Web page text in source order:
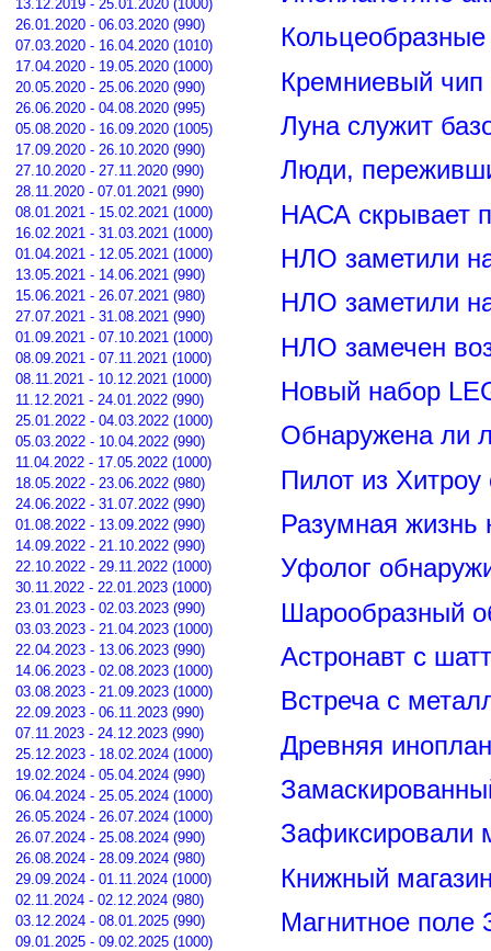
13.12.2019 - 25.01.2020 (1000)
26.01.2020 - 06.03.2020 (990)
07.03.2020 - 16.04.2020 (1010)
17.04.2020 - 19.05.2020 (1000)
20.05.2020 - 25.06.2020 (990)
26.06.2020 - 04.08.2020 (995)
05.08.2020 - 16.09.2020 (1005)
17.09.2020 - 26.10.2020 (990)
27.10.2020 - 27.11.2020 (990)
28.11.2020 - 07.01.2021 (990)
08.01.2021 - 15.02.2021 (1000)
16.02.2021 - 31.03.2021 (1000)
01.04.2021 - 12.05.2021 (1000)
13.05.2021 - 14.06.2021 (990)
15.06.2021 - 26.07.2021 (980)
27.07.2021 - 31.08.2021 (990)
01.09.2021 - 07.10.2021 (1000)
08.09.2021 - 07.11.2021 (1000)
08.11.2021 - 10.12.2021 (1000)
11.12.2021 - 24.01.2022 (990)
25.01.2022 - 04.03.2022 (1000)
05.03.2022 - 10.04.2022 (990)
11.04.2022 - 17.05.2022 (1000)
18.05.2022 - 23.06.2022 (980)
24.06.2022 - 31.07.2022 (990)
01.08.2022 - 13.09.2022 (990)
14.09.2022 - 21.10.2022 (990)
22.10.2022 - 29.11.2022 (1000)
30.11.2022 - 22.01.2023 (1000)
23.01.2023 - 02.03.2023 (990)
03.03.2023 - 21.04.2023 (1000)
22.04.2023 - 13.06.2023 (990)
14.06.2023 - 02.08.2023 (1000)
03.08.2023 - 21.09.2023 (1000)
22.09.2023 - 06.11.2023 (990)
07.11.2023 - 24.12.2023 (990)
25.12.2023 - 18.02.2024 (1000)
19.02.2024 - 05.04.2024 (990)
06.04.2024 - 25.05.2024 (1000)
26.05.2024 - 26.07.2024 (1000)
26.07.2024 - 25.08.2024 (990)
26.08.2024 - 28.09.2024 (980)
29.09.2024 - 01.11.2024 (1000)
02.11.2024 - 02.12.2024 (980)
03.12.2024 - 08.01.2025 (990)
09.01.2025 - 09.02.2025 (1000)
Кремниевый
Луна служит
Люди,
НАСА скрывает
НЛО заметили
НЛО заметили
НЛО замечен
Новый набор
Обнаружена ли
Пилот из
Разумная жизнь
Уфолог
Шарообразный
Астронавт с
Встреча с
Древняя
Зафиксировали
Книжный
Магнитное поле